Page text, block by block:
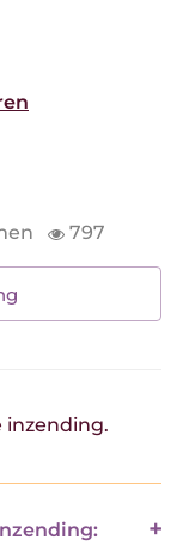
797
inzending.